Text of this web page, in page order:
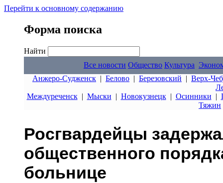
Перейти к основному содержанию
Форма поиска
Найти
Все новости Общество Культура
Анжеро-Судженск | Белово | Березовский | Верх-
Междуреченск| Мыски | Новокузнецк| Осинники |
Тяжин
Росгвардейцы
общественного
больнице